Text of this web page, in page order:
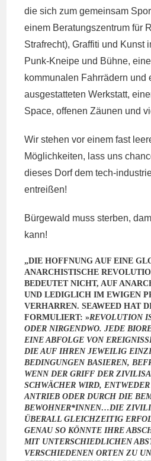
die sich zum gemeinsam
einem Beratungszentrum für
Strafrecht), Graffiti und Kunst
Punk-Kneipe und Bühne,
kommunalen Fahrrädern und
ausgestatteten Werkstatt,
Space, offenen Zäunen und
Wir stehen vor einem fast
Möglichkeiten, lass uns
dieses Dorf dem tech-
entreißen!
Bürgewald muss sterben,
kann!
„DIE HOFFNUNG AUF EINE
ANARCHISTISCHE
BEDEUTET NICHT, AUF
UND LEDIGLICH IM EWIGEN
VERHARREN. SEAWEED HAT
FORMULIERT: »REVOLUTION
ODER NIRGENDWO. JEDE
EINE ABFOLGE VON
DIE AUF IHREN JEWEILIG
BEDINGUNGEN BASIEREN,
WENN DER GRIFF DER
SCHWÄCHER WIRD,
ANTRIEB ODER DURCH DIE
BEWOHNER*INNEN…DIE
ÜBERALL GLEICHZEITIG
GENAU SO KÖNNTE IHRE
MIT UNTERSCHIEDLICHEN
VERSCHIEDENEN ORTEN ZU